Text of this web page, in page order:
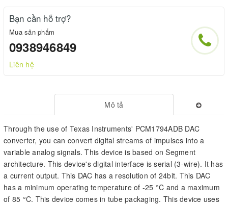
Bạn cần hỗ trợ?
Mua sản phẩm
0938946849
Liên hệ
Mô tả
Through the use of Texas Instruments' PCM1794ADB DAC
converter, you can convert digital streams of impulses into a
variable analog signals. This device is based on Segment
architecture. This device's digital interface is serial (3-wire). It has
a current output. This DAC has a resolution of 24bit. This DAC
has a minimum operating temperature of -25 °C and a maximum
of 85 °C. This device comes in tube packaging. This device uses